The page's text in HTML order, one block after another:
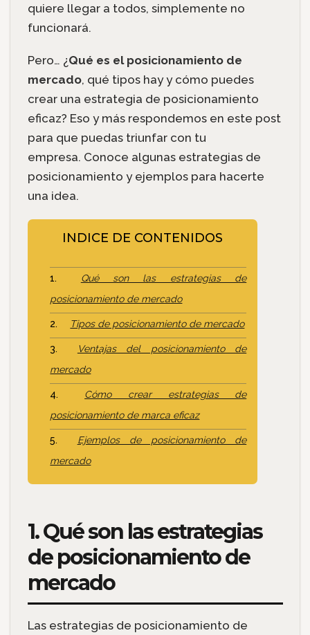
quiere llegar a todos, simplemente no
funcionará.
Pero… ¿Qué es el posicionamiento de
mercado, qué tipos hay y cómo puedes
crear una estrategia de posicionamiento
eficaz? Eso y más respondemos en este post
para que puedas triunfar con tu
empresa. Conoce algunas estrategias de
posicionamiento y ejemplos para hacerte
una idea.
INDICE DE CONTENIDOS
Qué son las estrategias de
posicionamiento de mercado
Tipos de posicionamiento de mercado
Ventajas del posicionamiento de
mercado
Cómo crear estrategias de
posicionamiento de marca eficaz
Ejemplos de posicionamiento de
mercado
1. Qué son las estrategias
de posicionamiento de
mercado
Las estrategias de posicionamiento de